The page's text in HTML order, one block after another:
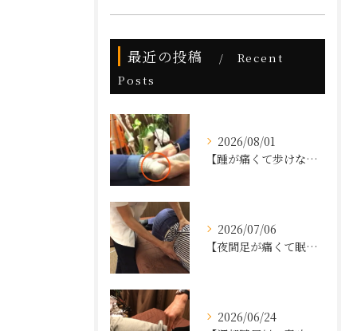
最近の投稿
Recent
Posts
2026/08/01
【踵が痛くて歩けない】
2026/07/06
【夜間足が痛くて眠れない、狭窄症と診断された】
2026/06/24